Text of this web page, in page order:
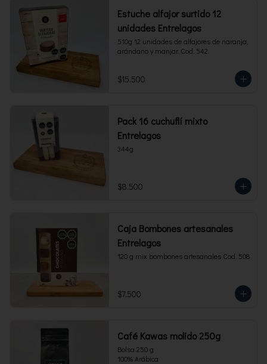
Estuche alfajor surtido 12
unidades Entrelagos
510g 12 unidades de alfajores de naranja,
arándano y manjar. Cod. 542.
$15.500
Pack 16 cuchuflí mixto
Entrelagos
344g
$8.500
Caja Bombones artesanales
Entrelagos
120 g mix bombones artesanales Cod. 508
$7.500
Café Kawas molido 250g
Bolsa 250 g
100% Arábica